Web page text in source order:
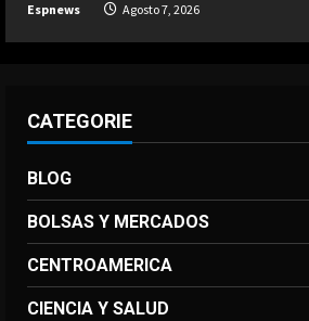
Agosto 7, 2026
Espnews Agosto 7, 2026
CATEGORIE
BLOG
BOLSAS Y MERCADOS
CENTROAMERICA
CIENCIA Y SALUD